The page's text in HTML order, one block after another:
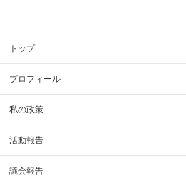
トップ
プロフィール
私の政策
活動報告
議会報告